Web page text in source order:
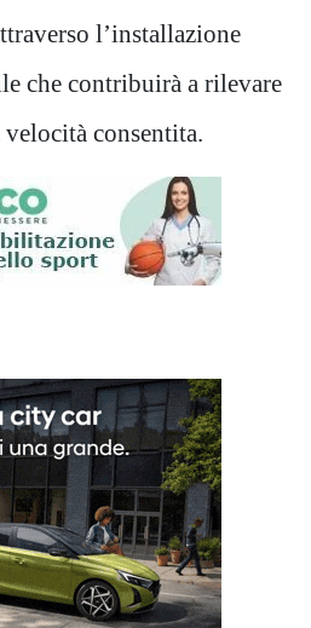
l’installazione
che contribuirà a rilevare
consentita.